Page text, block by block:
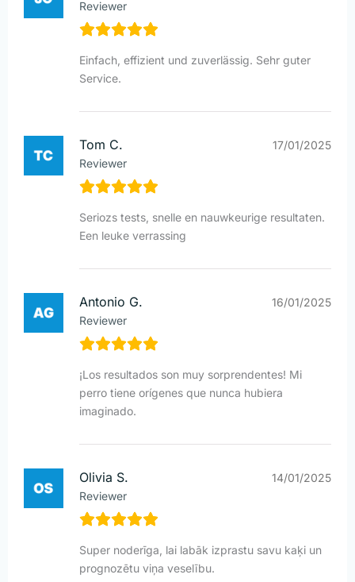
Reviewer
Einfach, effizient und zuverlässig. Sehr guter
Service.
Tom C.
Reviewer
17/01/2025
Seriozs tests, snelle en nauwkeurige resultaten.
Een leuke verrassing
Antonio G.
Reviewer
16/01/2025
¡Los resultados son muy sorprendentes! Mi
perro tiene orígenes que nunca hubiera
imaginado.
Olivia S.
Reviewer
14/01/2025
Super noderīga, lai labāk izprastu savu kaķi un
prognozētu viņa veselību.